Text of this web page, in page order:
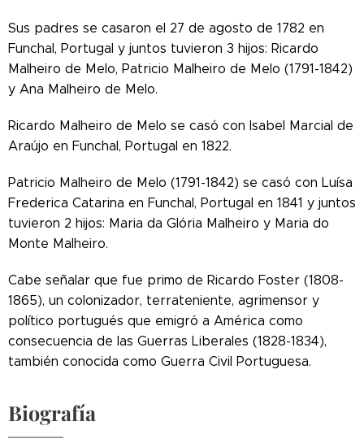
Sus padres se casaron el 27 de agosto de 1782 en
Funchal, Portugal y juntos tuvieron 3 hijos: Ricardo
Malheiro de Melo, Patricio Malheiro de Melo (1791-1842)
y Ana Malheiro de Melo.
Ricardo Malheiro de Melo se casó con Isabel Marcial de
Araújo en Funchal, Portugal en 1822.
Patricio Malheiro de Melo (1791-1842) se casó con Luísa
Frederica Catarina en Funchal, Portugal en 1841 y juntos
tuvieron 2 hijos: Maria da Glória Malheiro y Maria do
Monte Malheiro.
Cabe señalar que fue primo de Ricardo Foster (1808-
1865), un colonizador, terrateniente, agrimensor y
político portugués que emigró a América como
consecuencia de las Guerras Liberales (1828-1834),
también conocida como Guerra Civil Portuguesa.
Biografía